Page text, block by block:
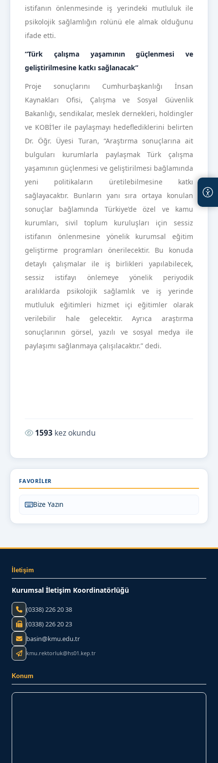
istifanın önlenmesinde iş yerindeki mutluluk ile
psikolojik sağlamlığın rolünü ele almak olduğunu
ifade etti.
“Türk çalışma yaşamının güçlenmesi ve
geliştirilmesine katkı sağlanacak”
Proje sonuçlarını Cumhurbaşkanlığı İnsan
Kaynakları Ofisi, Çalışma ve Sosyal Güvenlik
Bakanlığı, sendikalar, meslek dernekleri, holdingler
ve KOBİ’ler ile paylaşmayı hedeflediklerini belirten
Dr. Öğr. Üyesi Turan, “Araştırma sonuçlarına ait
bulguları kurumlarla paylaşmak Türk çalışma
yaşamının güçlenmesi ve geliştirilmesi bağlamında
yeni politikaların üretilebilmesine katkı
sağlayacaktır. Bunların yanı sıra ortaya konulan
sonuçlar bağlamında Türkiye’de özel ve kamu
kurumları, sivil toplum kuruluşları için sessiz
istifanın önlenmesine yönelik kurumsal eğitim
geliştirme programları önerilecektir. Bu konuda
detaylı çalışmalar ile iş birlikleri yapılabilecek,
sessiz istifayı önlemeye yönelik periyodik
aralıklarda psikolojik sağlamlık ve iş yerinde
mutluluk eğitimleri hizmet içi eğitimler olarak
verilebilir hale gelecektir. Ayrıca araştırma
sonuçlarının görsel, yazılı ve sosyal medya ile
paylaşımı sağlanmaya çalışılacaktır.” dedi.
Okunma sayısı:
1593 kez okundu
FAVORILER
Bize Yazın
İletişim
Kurumsal İletişim Koordinatörlüğü
(0338) 226 20 38
(0338) 226 20 23
basin@kmu.edu.tr
kmu.rektorluk@hs01.kep.tr
Konum